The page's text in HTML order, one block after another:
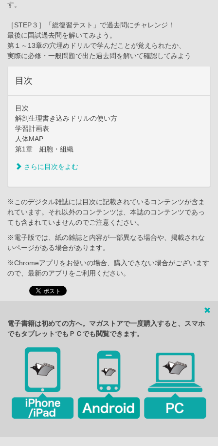
す。
［STEP３］「総復習テスト」で過去問にチャレンジ！
最後に国試過去問を解いてみよう。
第１～13章の穴埋めドリルで学んだことが覚えられたか、
実際に必修・一般問題で出た過去問を解いて確認してみよう
目次
目次
解剖生理書き込みドリルの使い方
学習計画表
人体MAP
第1章 細胞・組織
さらに目次をよむ
※このデジタル雑誌には目次に記載されているコンテンツが含ま
れています。それ以外のコンテンツは、本誌のコンテンツであっ
ても含まれていませんのでご注意ください。
※電子版では、紙の雑誌と内容が一部異なる場合や、掲載されな
いページがある場合があります。
※Chromeアプリをお使いの場合、購入できない場合がございます
ので、最新のアプリをご利用ください。
電子書籍は初めての方へ。マガストアで一度購入すると、スマホ
でもタブレットでもＰＣでも閲覧できます。